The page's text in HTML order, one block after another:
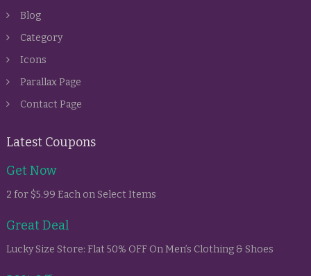
Blog
Category
Icons
Parallax Page
Contact Page
Latest Coupons
Get Now
2 for $5.99 Each on Select Items
Great Deal
Lucky Size Store: Flat 50% OFF On Men’s Clothing & Shoes